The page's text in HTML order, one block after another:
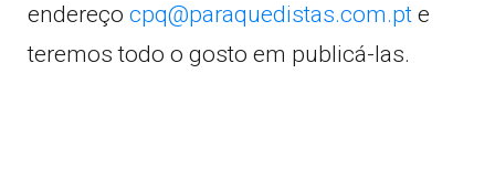
endereço cpq@paraquedistas.com.pt e
teremos todo o gosto em publicá-las.